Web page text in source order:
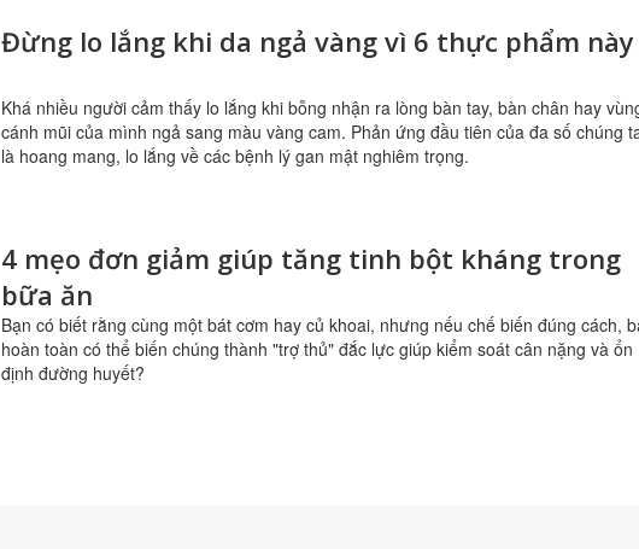
Đừng lo lắng khi da ngả vàng vì 6 thực phẩm này
Khá nhiều người cảm thấy lo lắng khi bỗng nhận ra lòng bàn tay, bàn chân hay
cánh mũi của mình ngả sang màu vàng cam. Phản ứng đầu tiên của đa số chúng
là hoang mang, lo lắng về các bệnh lý gan mật nghiêm trọng.
4 mẹo đơn giảm giúp tăng tinh bột kháng trong
bữa ăn
Bạn có biết rằng cùng một bát cơm hay củ khoai, nhưng nếu chế biến đúng cách,
hoàn toàn có thể biến chúng thành "trợ thủ" đắc lực giúp kiểm soát cân nặng và ổn
định đường huyết?